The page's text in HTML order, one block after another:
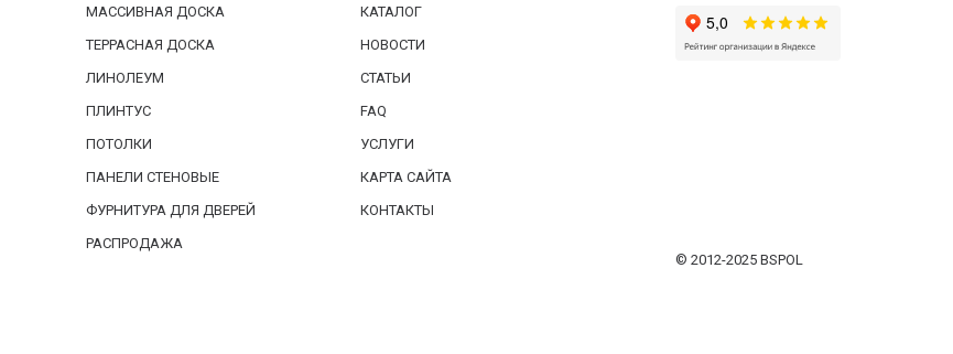
МАССИВНАЯ ДОСКА
ТЕРРАСНАЯ ДОСКА
ЛИНОЛЕУМ
ПЛИНТУС
ПОТОЛКИ
ПАНЕЛИ СТЕНОВЫЕ
ФУРНИТУРА ДЛЯ ДВЕРЕЙ
РАСПРОДАЖА
КАТАЛОГ
НОВОСТИ
СТАТЬИ
FAQ
УСЛУГИ
КАРТА САЙТА
КОНТАКТЫ
© 2012-2025 BSPOL